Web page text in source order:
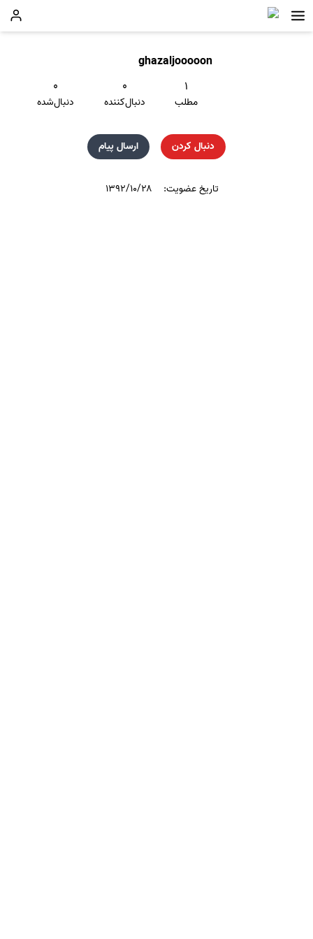
ghazaljooooon
۱
مطلب
۰
دنبال‌کننده
۰
دنبال‌شده
دنبال کردن ارسال پیام
تاریخ عضویت: ۱۳۹۲/۱۰/۲۸